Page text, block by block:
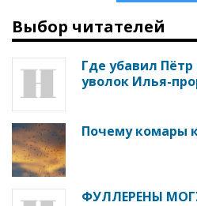
Выбор читателей
Где убавил
уволок Илья-
Почему комары
ФУЛЛЕРЕНЫ